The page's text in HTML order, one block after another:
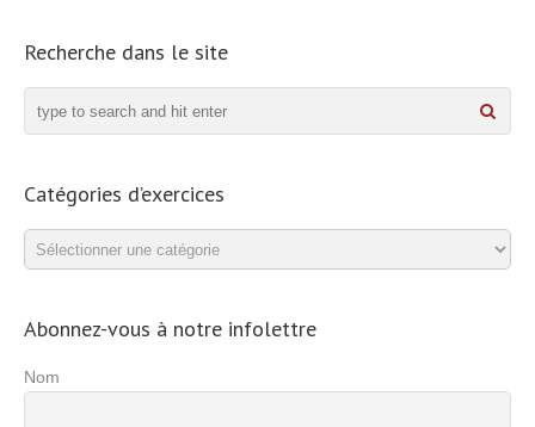
Recherche dans le site
Catégories d’exercices
Catégories
d’exercices
Abonnez-vous à notre infolettre
Nom